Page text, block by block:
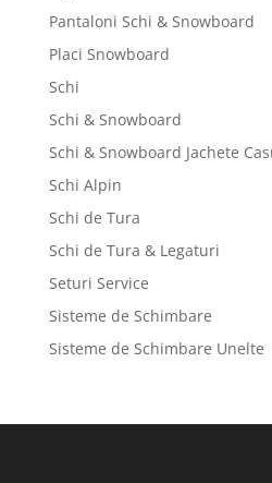
Pantaloni Schi & Snowboard
Placi Snowboard
Schi
Schi & Snowboard
Schi & Snowboard Jachete
Schi Alpin
Schi de Tura
Schi de Tura & Legaturi
Seturi Service
Sisteme de Schimbare
Sisteme de Schimbare Unelte